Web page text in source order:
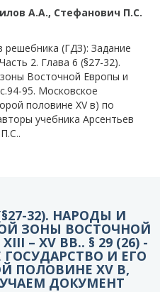
А.А., Стефанович П.С.
(ГДЗ): Задание
2. Глава 6 (§27-32).
Восточной Европы и
95. Московское
половине XV в) по
учебника Арсентьев
32). НАРОДЫ И
ЗОНЫ ВОСТОЧНОЙ
– XV ВВ.. § 29 (26) -
ГОСУДАРСТВО И ЕГО
ПОЛОВИНЕ XV В,
ДОКУМЕНТ